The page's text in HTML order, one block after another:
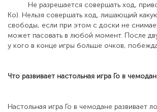
Не разрешается совершать ход,
Ко). Нельзя совершать ход, лишающий
свободы, если при этом с доски не
может пасовать в любой момент. После
у кого в конце игры больше очков,
Что развивает настольная игра Го в
Настольная игра Го в чемодане развивает